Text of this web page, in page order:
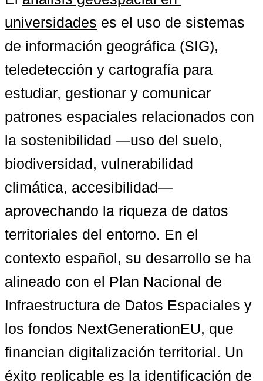
universidades es el uso de sistemas
de información geográfica (SIG),
teledetección y cartografía para
estudiar, gestionar y comunicar
patrones espaciales relacionados con
la sostenibilidad —uso del suelo,
biodiversidad, vulnerabilidad
climática, accesibilidad—
aprovechando la riqueza de datos
territoriales del entorno. En el
contexto español, su desarrollo se ha
alineado con el Plan Nacional de
Infraestructura de Datos Espaciales y
los fondos NextGenerationEU, que
financian digitalización territorial. Un
éxito replicable es la identificación de